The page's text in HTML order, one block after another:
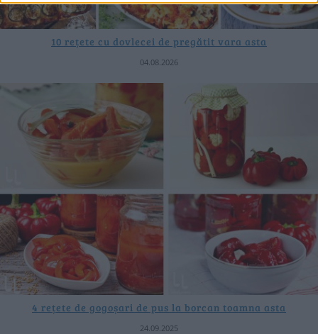
10 rețete cu dovlecei de pregătit vara asta
04.08.2026
4 rețete de gogoșari de pus la borcan toamna asta
24.09.2025